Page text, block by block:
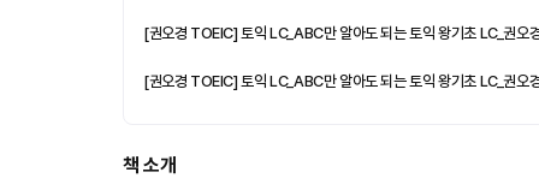
[권오경 TOEIC] 토익 LC_ABC만 알아도 되는 토익 왕기초 LC_권오
[권오경 TOEIC] 토익 LC_ABC만 알아도 되는 토익 왕기초 LC_권오
책 소개